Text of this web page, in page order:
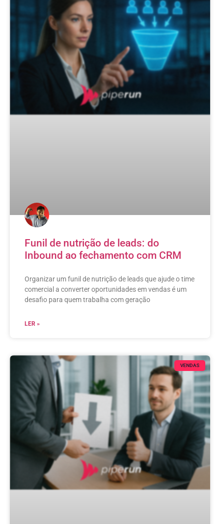
Funil de nutrição de leads: do
Inbound ao fechamento com CRM
Organizar um funil de nutrição de leads que ajude o time
comercial a converter oportunidades em vendas é um
desafio para quem trabalha com geração
LER »
VENDAS